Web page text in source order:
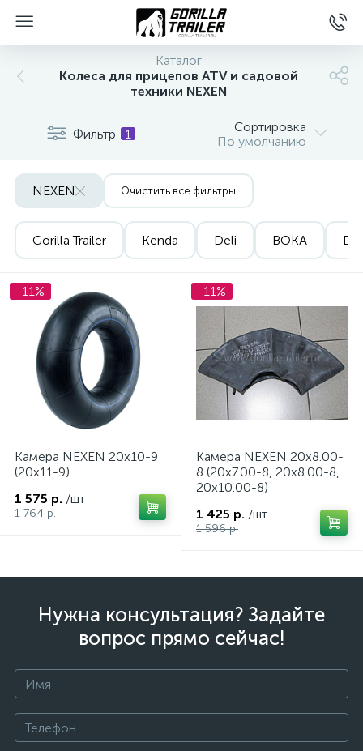
Каталог
Колеса для прицепов ATV и садовой
техники NEXEN
Фильтр 1
Сортировка
По умолчанию
NEXEN Очистить все фильтры
Gorilla Trailer Kenda Deli BOKA
-11%
Камера NEXEN 20x10-9
(20x11-9)
1 575 р. /шт
1 764 р.
-11%
Камера NEXEN 20x8.00-
8 (20x7.00-8, 20x8.00-8,
20x10.00-8)
1 425 р. /шт
1 596 р.
Нужна консультация? Задайте
вопрос прямо сейчас!